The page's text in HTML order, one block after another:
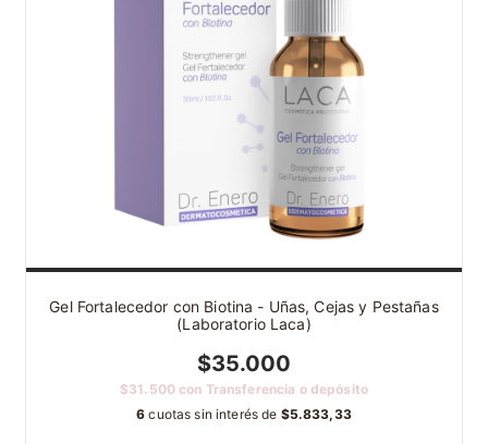
Gel Fortalecedor con Biotina - Uñas, Cejas y Pestañas
(Laboratorio Laca)
$35.000
$31.500con Transferencia o depósito
6 cuotas sin interés de $5.833,33